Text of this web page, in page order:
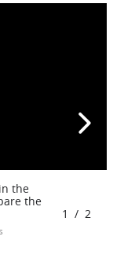
the
the
1 / 2